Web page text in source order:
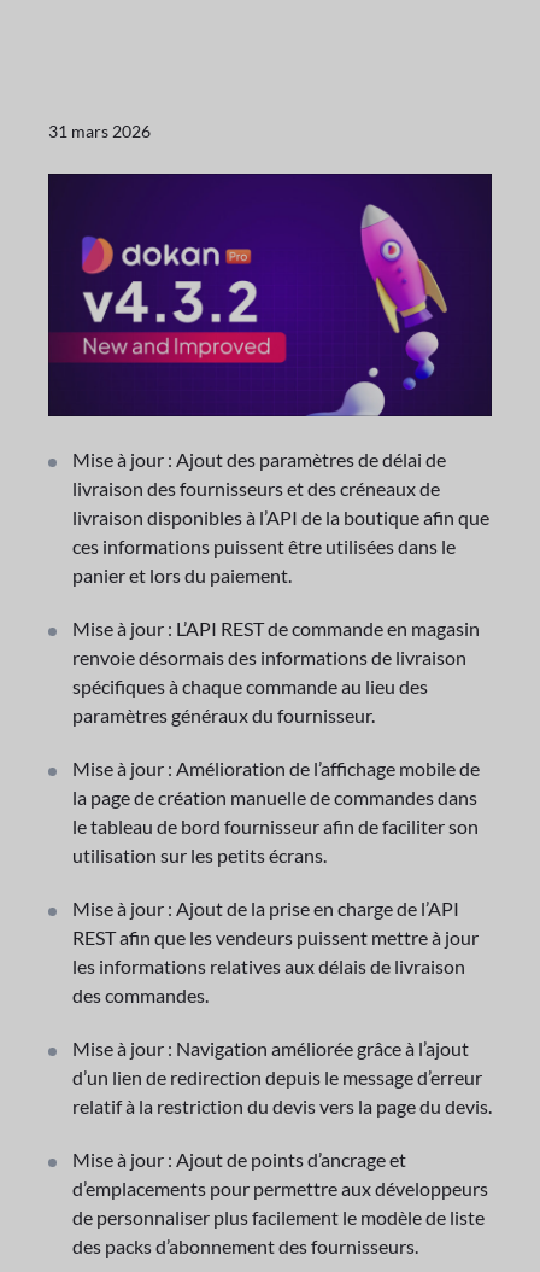
31 mars 2026
Mise à jour : Ajout des paramètres de délai de
livraison des fournisseurs et des créneaux de
livraison disponibles à l’API de la boutique afin que
ces informations puissent être utilisées dans le
panier et lors du paiement.
Mise à jour : L’API REST de commande en magasin
renvoie désormais des informations de livraison
spécifiques à chaque commande au lieu des
paramètres généraux du fournisseur.
Mise à jour : Amélioration de l’affichage mobile de
la page de création manuelle de commandes dans
le tableau de bord fournisseur afin de faciliter son
utilisation sur les petits écrans.
Mise à jour : Ajout de la prise en charge de l’API
REST afin que les vendeurs puissent mettre à jour
les informations relatives aux délais de livraison
des commandes.
Mise à jour : Navigation améliorée grâce à l’ajout
d’un lien de redirection depuis le message d’erreur
relatif à la restriction du devis vers la page du devis.
Mise à jour : Ajout de points d’ancrage et
d’emplacements pour permettre aux développeurs
de personnaliser plus facilement le modèle de liste
des packs d’abonnement des fournisseurs.